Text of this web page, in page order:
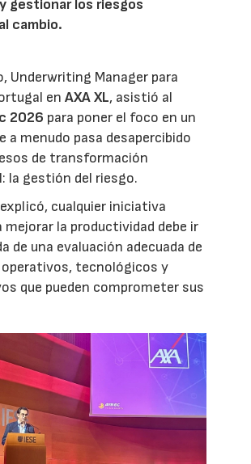
gestionar los riesgos
cambio.
Underwriting Manager para
enAXA XL, asistió al
2026 para poner el foco en un
a menudo pasa desapercibido
de transformación
la gestión del riesgo.
cualquier iniciativa
mejorar la productividad debe ir
de una evaluación adecuada de
tecnológicos y
que pueden comprometer sus